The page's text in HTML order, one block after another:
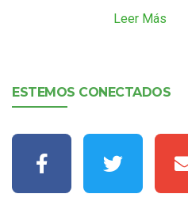
Leer Más
ESTEMOS CONECTADOS